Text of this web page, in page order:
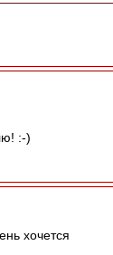
:-)
хочется